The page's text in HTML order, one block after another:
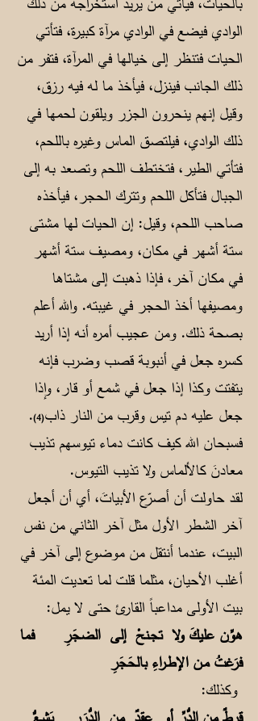
الوادي فيضع في الوادي مرآة كبيرة، فتأتي
الحيات فتنظر إلى خيالها في المرآة، فتفر من
ذلك الجانب فينزل، فيأخذ ما له فيه رزق،
وقيل إنهم ينحرون الجزر ويلقون لحمها في
ذلك الوادي، فيلتصق الماس وغيره باللحم،
فتأتي الطير، فتختطف اللحم وتصعد به إلى
الجبال فتأكل اللحم وتترك الحجر، فيأخذه
صاحب اللحم، وقيل: إن الحيات لها مشتى
ستة أشهر في مكان، ومصيف ستة أشهر
في مكان آخر، فإذا ذهبت إلى مشتاها
ومصيفها أخذ الحجر في غيبته. والله أعلم
بصحة ذلك. ومن عجيب أمره أنه إذا أريد
كسره جعل في أنبوبة قصب وضرب فإنه
يتفتت وكذا إذا جعل في شمع أو قار، وإذا
جعل عليه دم تيس وقرب من النار ذاب(4)
.
فسبحان الله كيف كانت دماء تيوسهم تذيب
معادنَ كالألماس ولا تذيب التيوس.
لقد حاولت أن أصرّع الأبياتَ، أي أن أجعل
آخر الشطر الأول مثل آخر الثاني من نفس
البيت، عندما أنتقل من موضوع إلى آخر في
أغلب الأحيان، مثلما قلت لما تعديت المئة
بيت الأولى مداعباً القارئ حتى لا يمل:
هوِّن عليكَ ولا تجـنحْ إلى الضجَرِفما
فرَغتُ مـن الإطـراءِ بالحَجَرِ
وكذلك: